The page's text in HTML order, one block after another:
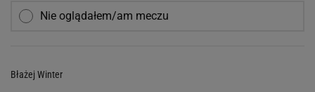
Nie oglądałem/am meczu
Błażej Winter